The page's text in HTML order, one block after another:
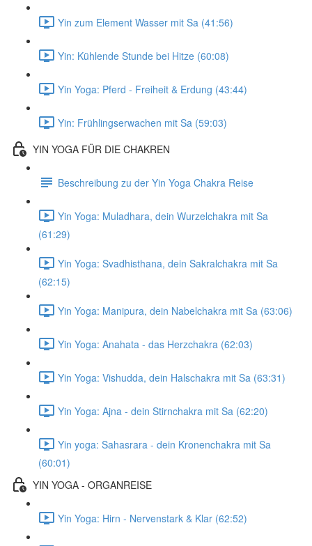
Yin zum Element Wasser mit Sa (41:56)
Yin: Kühlende Stunde bei Hitze (60:08)
Yin Yoga: Pferd - Freiheit & Erdung (43:44)
Yin: Frühlingserwachen mit Sa (59:03)
YIN YOGA FÜR DIE CHAKREN
Beschreibung zu der Yin Yoga Chakra Reise
Yin Yoga: Muladhara, dein Wurzelchakra mit Sa
(61:29)
Yin Yoga: Svadhisthana, dein Sakralchakra mit Sa
(62:15)
Yin Yoga: Manipura, dein Nabelchakra mit Sa (63:06)
Yin Yoga: Anahata - das Herzchakra (62:03)
Yin Yoga: Vishudda, dein Halschakra mit Sa (63:31)
Yin Yoga: Ajna - dein Stirnchakra mit Sa (62:20)
Yin yoga: Sahasrara - dein Kronenchakra mit Sa
(60:01)
YIN YOGA - ORGANREISE
Yin Yoga: Hirn - Nervenstark & Klar (62:52)